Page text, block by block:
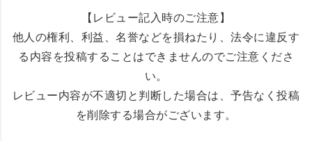
【レビュー記入時のご注意】
他人の権利、利益、名誉などを損ねたり、法令に違反す
る内容を投稿することはできませんのでご注意くださ
い。
レビュー内容が不適切と判断した場合は、予告なく投稿
を削除する場合がございます。